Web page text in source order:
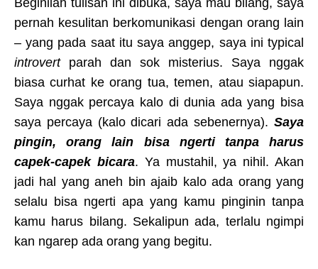
Beginilah tulisan ini dibuka, saya mau bilang, saya
pernah kesulitan berkomunikasi dengan orang lain
– yang pada saat itu saya anggep, saya ini typical
introvertparah dan sok misterius. Saya nggak
biasa curhat ke orang tua, temen, atau siapapun.
Saya nggak percaya kalo di dunia ada yang bisa
saya percaya (kalo dicari ada sebenernya). Saya
pingin, orang lain bisa ngerti tanpa harus
capek-capek bicara. Ya mustahil, ya nihil. Akan
jadi hal yang aneh bin ajaib kalo ada orang yang
selalu bisa ngerti apa yang kamu pinginin tanpa
kamu harus bilang. Sekalipun ada, terlalu ngimpi
kan ngarep ada orang yang begitu.